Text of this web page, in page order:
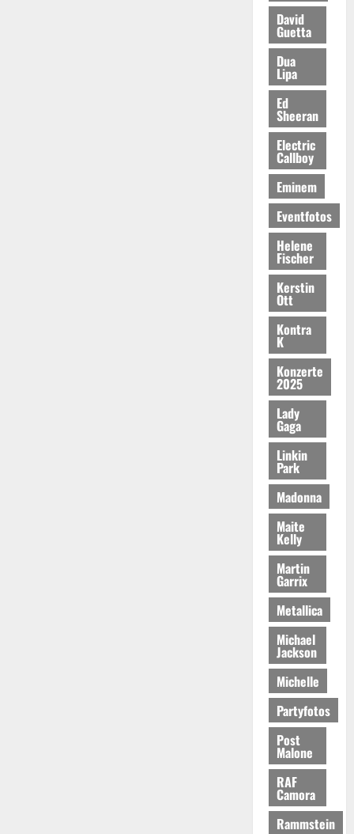
David
Guetta
Dua
Lipa
Ed
Sheeran
Electric
Callboy
Eminem
Eventfotos
Helene
Fischer
Kerstin
Ott
Kontra
K
Konzerte
2025
Lady
Gaga
Linkin
Park
Madonna
Maite
Kelly
Martin
Garrix
Metallica
Michael
Jackson
Michelle
Partyfotos
Post
Malone
RAF
Camora
Rammstein